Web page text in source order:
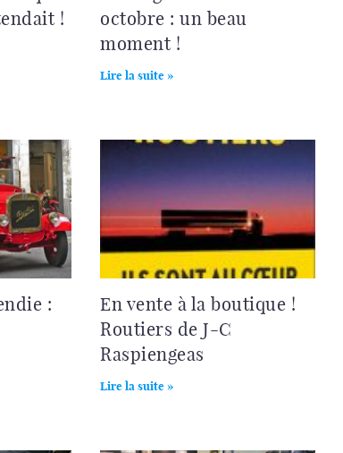
!
octobre : un beau
moment !
Lire la suite »
:
En vente à la boutique !
Routiers de J-C
Raspiengeas
Lire la suite »